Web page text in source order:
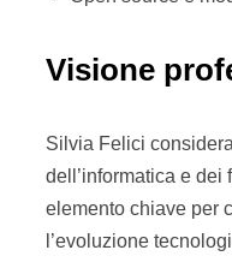
Visione
Silvia Felici
dell’informatica e dei
elemento chiave per
l’evoluzione